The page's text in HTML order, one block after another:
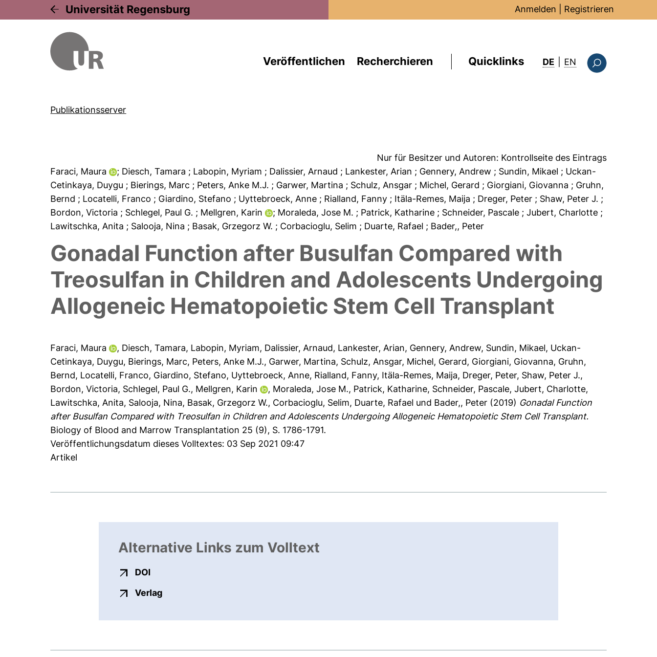
Universität Regensburg Anmelden Registrieren
Veröffentlichen Recherchieren Quicklinks DE EN : this page in
Publikationsserver
Nur für Besitzer und Autoren: Kontrollseite des Eintrags
Faraci, Maura
; Diesch, Tamara ; Labopin, Myriam ; Dalissier, Arnaud ; Lankester, Arian ; Gennery, Andrew ; Sundin, Mikael ; Uckan-
Cetinkaya, Duygu ; Bierings, Marc ; Peters, Anke M.J. ; Garwer, Martina ; Schulz, Ansgar ; Michel, Gerard ; Giorgiani, Giovanna ; Gruhn,
Bernd ; Locatelli, Franco ; Giardino, Stefano ; Uyttebroeck, Anne ; Rialland, Fanny ; Itäla-Remes, Maija ; Dreger, Peter ; Shaw, Peter J. ;
Bordon, Victoria ; Schlegel, Paul G. ; Mellgren, Karin ; Moraleda, Jose M. ; Patrick, Katharine ; Schneider, Pascale ; Jubert, Charlotte ;
Lawitschka, Anita ; Salooja, Nina ; Basak, Grzegorz W. ; Corbacioglu, Selim ; Duarte, Rafael ; Bader,, Peter
Gonadal Function after Busulfan Compared with
Treosulfan in Children and Adolescents Undergoing
Allogeneic Hematopoietic Stem Cell Transplant
Faraci, Maura , Diesch, Tamara, Labopin, Myriam, Dalissier, Arnaud, Lankester, Arian, Gennery, Andrew, Sundin, Mikael, Uckan-
Cetinkaya, Duygu, Bierings, Marc, Peters, Anke M.J., Garwer, Martina, Schulz, Ansgar, Michel, Gerard, Giorgiani, Giovanna, Gruhn,
Bernd, Locatelli, Franco, Giardino, Stefano, Uyttebroeck, Anne, Rialland, Fanny, Itäla-Remes, Maija, Dreger, Peter, Shaw, Peter J.,
Bordon, Victoria, Schlegel, Paul G., Mellgren, Karin , Moraleda, Jose M., Patrick, Katharine, Schneider, Pascale,Jubert, Charlotte,
Lawitschka, Anita, Salooja, Nina, Basak, Grzegorz W., Corbacioglu, Selim, Duarte, Rafael und Bader,, Peter (2019) Gonadal Function
after Busulfan Compared with Treosulfan in Children and Adolescents Undergoing Allogeneic Hematopoietic Stem Cell Transplant.
Biology of Blood and Marrow Transplantation 25 (9), S. 1786-1791.
Veröffentlichungsdatum dieses Volltextes: 03 Sep 2021 09:47
Artikel
Alternative Links zum Volltext
DOI
Verlagexterner Link, öffnet neues Fenster